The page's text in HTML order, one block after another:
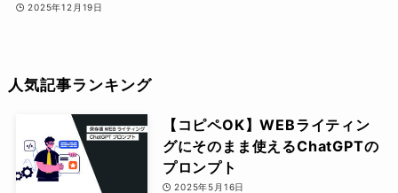
2025年12月19日
人気記事ランキング
【コピペOK】WEBライティン
グにそのまま使えるChatGPTの
プロンプト
2025年5月16日